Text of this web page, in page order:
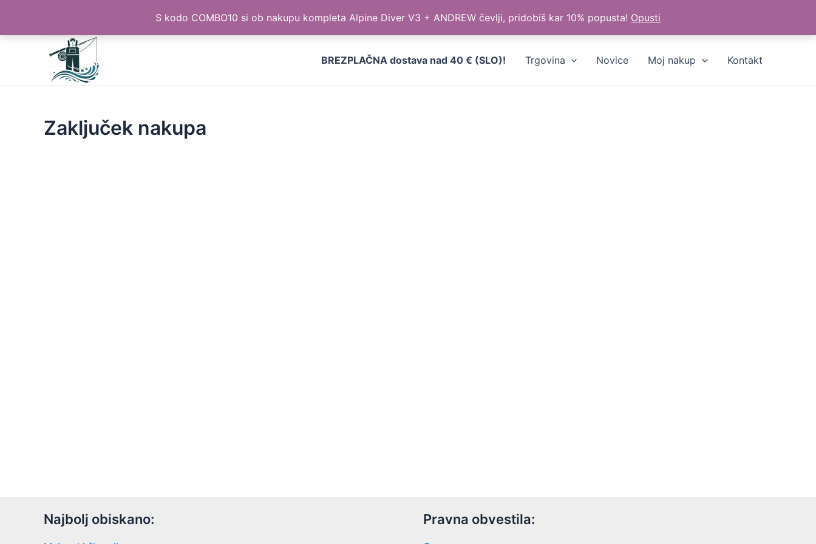
S kodo COMBO10 si ob nakupu kompleta Alpine Diver V3 + ANDREW čevlji, pridobiš kar 10% popusta! Opusti
BREZPLAČNA dostava nad 40 € (SLO)! Trgovina Novice Moj nakup Kontakt
Zaključek nakupa
Najbolj obiskano: Pravna obvestila: